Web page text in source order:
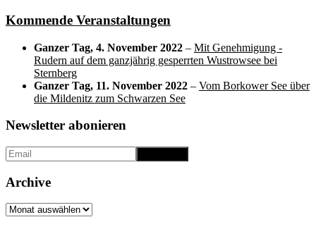
Kommende Veranstaltungen
Ganzer Tag, 4. November 2022 – Mit Genehmigung -
Rudern auf dem ganzjährig gesperrten Wustrowsee bei
Sternberg
Ganzer Tag, 11. November 2022 – Vom Borkower See über
die Mildenitz zum Schwarzen See
Newsletter abonieren
Archive
Archive